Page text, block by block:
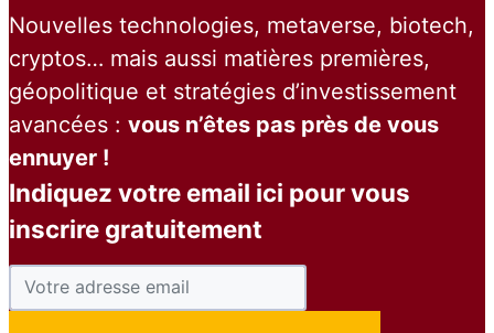
Nouvelles technologies, metaverse, biotech,
cryptos… mais aussi matières premières,
géopolitique et stratégies d’investissement
avancées : vous n’êtes pas près de vous
ennuyer !
Indiquez votre email ici pour vous
inscrire gratuitement